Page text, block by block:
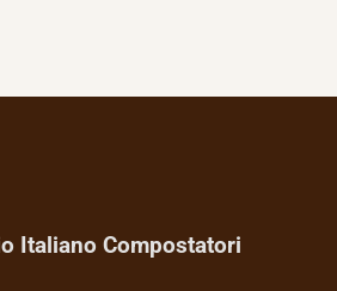
Italiano Compostatori